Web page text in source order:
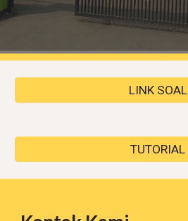
LINK SOAL
TUTORIAL